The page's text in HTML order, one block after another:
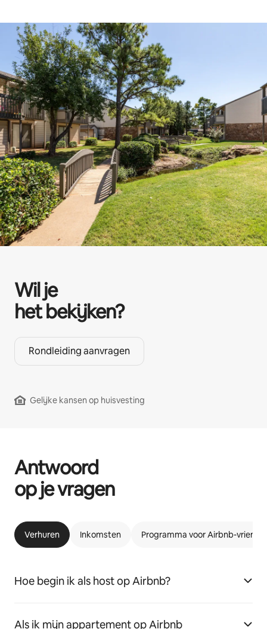
Wil je
het bekijken?
Rondleiding aanvragen
Gelijke kansen op huisvesting
Antwoord
op je vragen
Verhuren Inkomsten Programma voor Airbnb-
Hoe begin ik als host op Airbnb?
Als ik mijn appartement op Airbnb